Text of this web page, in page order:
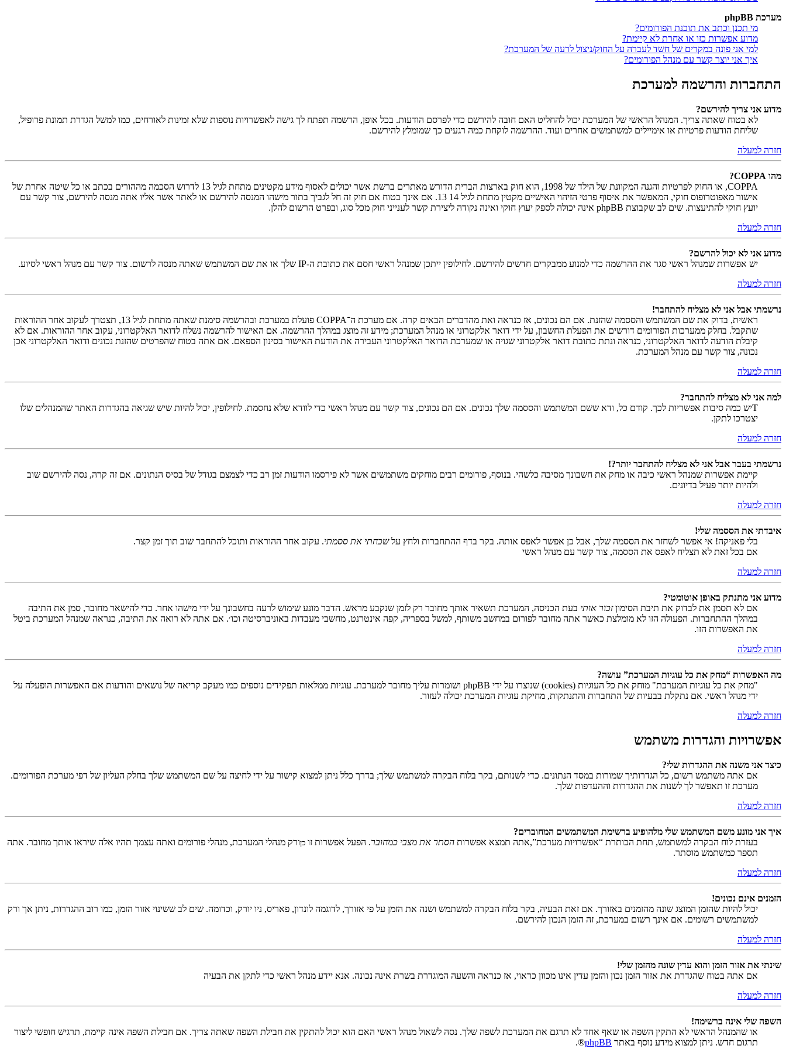
מערכת phpBB
מי תכנן וכתב את תוכנת הפורומים?
מדוע אפשרות כזו או אחרת לא קיימת?
למי אני פונה במקרים של חשד לעברה על החוק/ניצול לרעה של המערכת?
איך אני יוצר קשר עם מנהל הפורומים?
התחברות והרשמה למערכת
מדוע אני צריך להירשם?
לא בטוח שאתה צריך. המנהל הראשי של המערכת יכול להחליט האם חובה להירשם כדי לפרסם הודעות. בכל אופן, הרשמה תפתח לך גישה לאפשרויות נוספות שלא זמינות לאורחים, כמו למשל הגדרת תמונת פרופיל,
שליחת הודעות פרטיות או אימיילים למשתמשים אחרים ועוד. ההרשמה לוקחת כמה רגעים כך שמומלץ להירשם.
חזרה למעלה
מהו COPPA?
COPPA, או החוק לפרטיות והגנה המקוונת של הילד של 1998, הוא חוק בארצות הברית הדורש מאתרים ברשת אשר יכולים לאסוף מידע מקטינים מתחת לגיל 13 לדרוש הסכמה מההורים בכתב או כל שיטה אחרת של
אישור מאפוטרופוס חוקי, המאפשר את איסוף פרטי הזיהוי האישיים מקטין מתחת לגיל 14 13. אם אינך בטוח אם חוק זה חל לגביך בתור מישהו המנסה להירשם או לאתר אשר אליו אתה מנסה להירשם, צור קשר עם
יועץ חוקי להתיעצות. שים לב שקבוצת phpBB אינה יכולה לספק יעוץ חוקי ואינה נקודה ליצירת קשר לענייני חוק מכל סוג, ובפרט הרשום להלן.
חזרה למעלה
מדוע אני לא יכול להרשם?
יש אפשרות שמנהל ראשי סגר את ההרשמה כדי למנוע ממבקרים חדשים להירשם. לחילופין ייתכן שמנהל ראשי חסם את כתובת ה-IP שלך או את שם המשתמש שאתה מנסה לרשום. צור קשר עם מנהל ראשי לסיוע.
חזרה למעלה
נרשמתי אבל אני לא מצליח להתחבר!
ראשית, בדוק את שם המשתמש והססמה שהזנת. אם הם נכונים, אז כנראה ואת מהדברים הבאים קרה. אם מערכת ה־COPPA פועלת במערכת ובהרשמה סימנת שאתה מתחת לגיל 13, תצטרך לעקוב אחר ההוראות
שתקבל. בחלק ממערכות הפורומים דורשים את הפעלת החשבון, על ידי דואר אלקטרוני או מנהל המערכת; מידע זה מוצג במהלך ההרשמה. אם האישור להרשמה נשלח לדואר האלקטרוני, עקוב אחר ההוראות. אם לא
קיבלת הודעה לדואר האלקטרוני, כנראה ונתת כתובת דואר אלקטרוני שגויה או שמערכת הדואר האלקטרוני העבירה את הודעת האישור בסינון הספאם. אם אתה בטוח שהפרטים שהזנת נכונים ודואר האלקטרוני אכן
נכונה, צור קשר עם מנהל המערכת.
חזרה למעלה
למה אני לא מצליח להתחבר?
Tיש כמה סיבות אפשריות לכך. קודם כל, ודא ששם המשתמש והססמה שלך נכונים. אם הם נכונים, צור קשר עם מנהל ראשי כדי לוודא שלא נחסמת. לחילופין, יכול להיות שיש שגיאה בהגדרות האתר שהמנהלים שלו
יצטרכו לתקן.
חזרה למעלה
נרשמתי בעבר אבל אני לא מצליח להתחבר יותר?!
קיימת אפשרות שמנהל ראשי כיבה או מחק את חשבונך מסיבה כלשהי. בנוסף, פורומים רבים מוחקים משתמשים אשר לא פירסמו הודעות זמן רב כדי לצמצם בגודל של בסיס הנתונים. אם זה קרה, נסה להירשם שוב
ולהיות יותר פעיל בדיונים.
חזרה למעלה
איבדתי את הססמה שלי!
בלי פאניקה! אי אפשר לשחזר את הססמה שלך, אבל כן אפשר לאפס אותה. בקר בדף ההתחברות ולחץ עלשכחתי את ססמתי. עקוב אחר ההוראות ותוכל להתחבר שוב תוך זמן קצר.
אם בכל זאת לא תצליח לאפס את הססמה, צור קשר עם מנהל ראשי
חזרה למעלה
מדוע אני מתנתק באופן אוטומטי?
אם לא תסמן את לבדוק את תיבת הסימוןזכור אותי בעת הכניסה, המערכת תשאיר אותך מחובר רק לזמן שנקבע מראש. הדבר מונע שימוש לרעה בחשבונך על ידי מישהו אחר. כדי להישאר מחובר, סמן את התיבה
במהלך ההתחברות. הפעולה הזו לא מומלצת כאשר אתה מחובר לפורום במחשב משותף, למשל בספריה, קפה אינטרנט, מחשבי מעבדות באוניברסיטה וכו׳. אם אתה לא רואה את התיבה, כנראה שמנהל המערכת ביטל
את האפשרות הזו.
חזרה למעלה
מה האפשרות “מחק את כל עוגיות המערכת” עושה?
"מחק את כל עוגיות המערכת" מוחק את כל העוגיות (cookies) שנוצרו על ידי phpBB ושומרות עליך מחובר למערכת. עוגיות ממלאות תפקידים נוספים כמו מעקב קריאה של נושאים והודעות אם האפשרות הופעלה על
ידי מנהל ראשי. אם נתקלת בבעיות של התחברות והתנתקות, מחיקת עוגיות המערכת יכולה לעזור.
חזרה למעלה
אפשרויות והגדרות משתמש
כיצד אני משנה את ההגדרות שלי?
אם אתה משתמש רשום, כל הגדרותיך שמורות במסד הנתונים. כדי לשנותם, בקר בלוח הבקרה למשתמש שלך; בדרך כלל ניתן למצוא קישור על ידי לחיצה על שם המשתמש שלך בחלק העליון של דפי מערכת הפורומים.
מערכת זו תאפשר לך לשנות את ההגדרות וההעדפות שלך.
חזרה למעלה
איך אני מונע משם המשתמש שלי מלהופיע ברשימת המשתמשים המחוברים?
בעזרת לוח הבקרה למשתמש, תחת הכותרת “אפשרויות מערכת”,אתה תמצא אפשרות הסתר את מצבי כמחובר. הפעל אפשרות זו כןורק מנהלי המערכת, מנהלי פורומים ואתה עצמך תהיו אלה שיראו אותך מחובר. אתה
תספר כמשתמש מוסתר.
חזרה למעלה
הזמנים אינם נכונים!
יכול להיות שהזמן המוצג שונה מהזמנים באזורך. אם זאת הבעיה, בקר בלוח הבקרה למשתמש ושנה את הזמן על פי אזורך, לדוגמה לונדון, פאריס, ניו יורק, וכדומה. שים לב ששינוי אזור הזמן, כמו רוב ההגדרות, ניתן אך ורק
למשתמשים רשומים. אם אינך רשום במערכת, זה הזמן הנכון להירשם.
חזרה למעלה
שינתי את אזור הזמן והוא עדין שונה מהזמן שלי!
אם אתה בטוח שהגדרת את אזור הזמן נכון והזמן עדין אינו מכוון כראוי, אז כנראה והשעה המוגדרת בשרת אינה נכונה. אנא יידע מנהל ראשי כדי לתקן את הבעיה
חזרה למעלה
השפה שלי אינה ברשימה!
או שהמנהל הראשי לא התקין השפה או שאף אחד לא תרגם את המערכת לשפה שלך. נסה לשאול מנהל ראשי האם הוא יכול להתקין את חבילת השפה שאתה צריך. אם חבילת השפה אינה קיימת, תרגיש חופשי ליצור
תרגום חדש. ניתן למצוא מידע נוסף באתר phpBB
®.